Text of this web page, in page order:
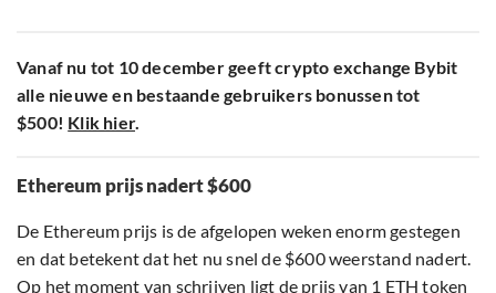
Vanaf nu tot 10 december geeft crypto exchange Bybit
alle nieuwe en bestaande gebruikers bonussen tot
$500! Klik hier.
Ethereum prijs nadert $600
De Ethereum prijs is de afgelopen weken enorm gestegen
en dat betekent dat het nu snel de $600 weerstand nadert.
Op het moment van schrijven ligt de prijs van 1 ETH token